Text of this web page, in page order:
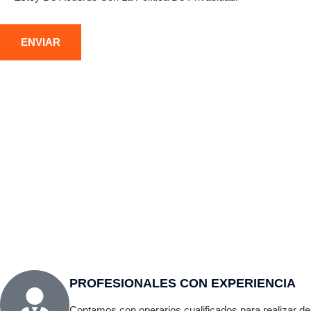
PROFESIONALES CON EXPERIENCIA